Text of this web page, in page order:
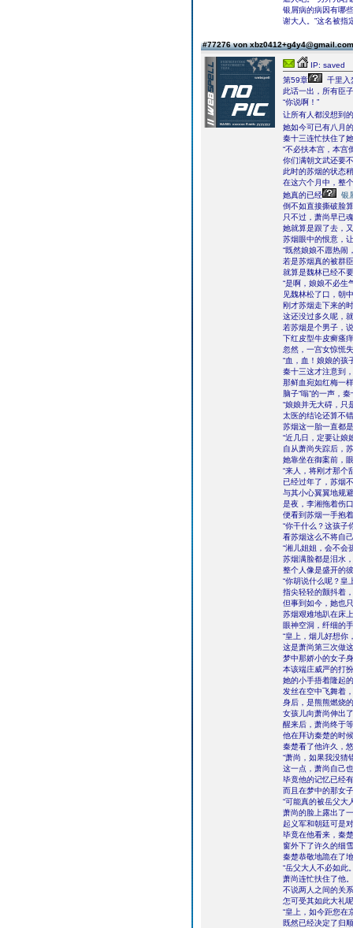
银屑病的病因有哪
谢大人。”这名被指
#77276 von
IP: saved
第59章
千里入
此话一出，所有臣
“你说啊！”
让所有人都没想到
她如今可已有八月
秦十三连忙扶住了
“不必扶本宫，本宫
你们满朝文武还要
此时的苏烟的状态
在这六个月中，整
她真的已经
银
倒不如直接撕破脸
只不过，萧尚早已
她就算是跟了去，
苏烟眼中的恨意，
“既然娘娘不愿热闹
若是苏烟真的被群
就算是魏林已经不
“是啊，娘娘不必生
见魏林松了口，朝
刚才苏烟走下来的
这还没过多久呢，
若苏烟是个男子，
下红皮型牛皮癣瘙
忽然，一宫女惊慌
“血，血！娘娘的孩
秦十三这才注意到
那鲜血宛如红梅一
脑子“嗡”的一声，
“娘娘并无大碍，只
太医的结论还算不
苏烟这一胎一直都
“近几日，定要让娘
自从萧尚失踪后，
她靠坐在御案前，
“来人，将刚才那个
已经过年了，苏烟
与其小心翼翼地规
是夜，李湘拖着伤
便看到苏烟一手抱
“你干什么？这孩子
看苏烟这么不将自
“湘儿姐姐，会不会
苏烟满脸都是泪水
整个人像是盛开的
“你胡说什么呢？皇
指尖轻轻的颤抖着
但事到如今，她也
苏烟艰难地趴在床
眼神空洞，纤细的
“皇上，烟儿好想你
这是萧尚第三次做
梦中那娇小的女子
本该端庄威严的打
她的小手捂着隆起
发丝在空中飞舞着
身后，是熊熊燃烧
女孩儿向萧尚伸出
醒来后，萧尚终于
他在拜访秦楚的时
秦楚看了他许久，
“萧尚，如果我没猜
这一点，萧尚自己
毕竟他的记忆已经
而且在梦中的那女
“可能真的被岳父大
萧尚的脸上露出了
起义军和朝廷可是
毕竟在他看来，秦
窗外下了许久的细
秦楚恭敬地跪在了
“岳父大人不必如此
萧尚连忙扶住了他。
不说两人之间的关
怎可受其如此大礼
“皇上，如今距您在
既然已经决定了归